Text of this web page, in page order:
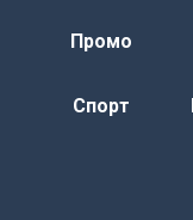
Промо
Спорт